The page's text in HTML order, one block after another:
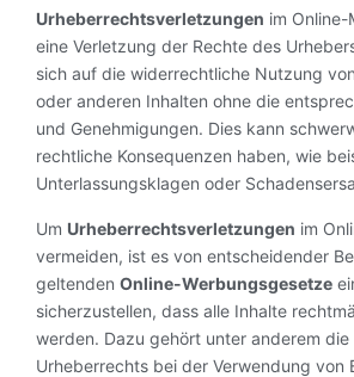
Urheberrechtsverletzungen im
eine Verletzung der Rechte des
sich auf die widerrechtliche Nutzung
oder anderen Inhalten ohne die
und Genehmigungen. Dies kann
rechtliche Konsequenzen haben, wie
Unterlassungsklagen oder
Um Urheberrechtsverletzungen im
vermeiden, ist es von entscheidender
geltenden Online-Werbungsgesetze
sicherzustellen, dass alle Inhalte
werden. Dazu gehört unter anderem
Urheberrechts bei der Verwendung von